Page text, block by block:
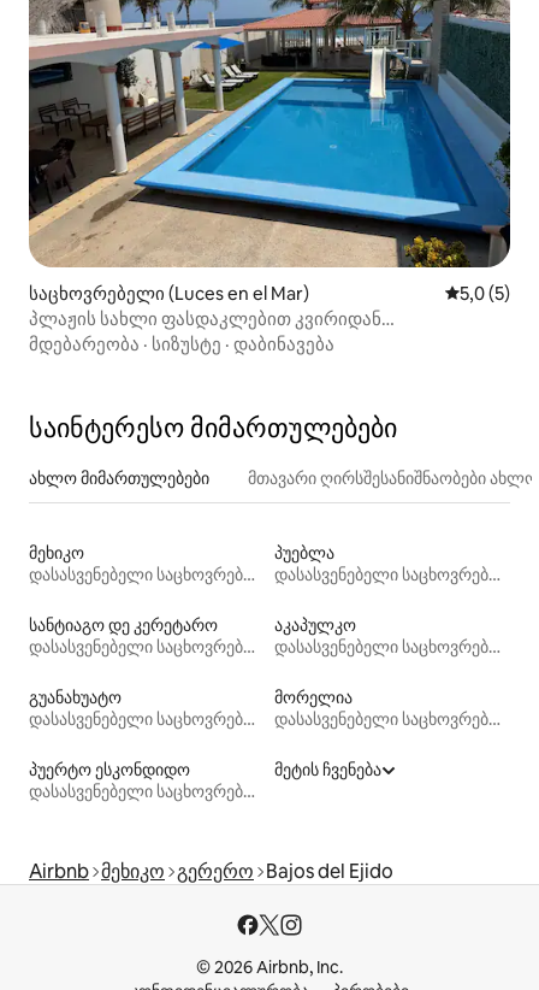
საცხოვრებელი (Luces en el Mar) საშუალო
5,0 (5)
პლაჟის სახლი ფასდაკლებით კვირიდან
ხუთშაბათამდე
მდებარეობა · სიზუსტე · დაბინავება
საინტერესო მიმართულებები
ახლო მიმართულებები მთავარი ღირსშესანიშნაობები
მეხიკო
დასასვენებელი საცხოვრებლები
პუებლა
დასასვენებელი საცხოვრებლები
სანტიაგო დე კერეტარო
დასასვენებელი საცხოვრებლები
აკაპულკო
დასასვენებელი საცხოვრებლები
გუანახუატო
დასასვენებელი საცხოვრებლები
მორელია
დასასვენებელი საცხოვრებლები
პუერტო ესკონდიდო
დასასვენებელი საცხოვრებლები
მეტის ჩვენება
Airbnb მეხიკო გერერო Bajos del Ejido
© 2026 Airbnb, Inc.